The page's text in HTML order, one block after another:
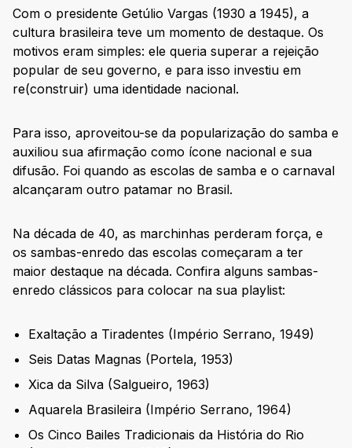
Com o presidente Getúlio Vargas (1930 a 1945), a
cultura brasileira teve um momento de destaque. Os
motivos eram simples: ele queria superar a rejeição
popular de seu governo, e para isso investiu em
re(construir) uma identidade nacional.
Para isso, aproveitou-se da popularização do samba e
auxiliou sua afirmação como ícone nacional e sua
difusão. Foi quando as escolas de samba e o carnaval
alcançaram outro patamar no Brasil.
Na década de 40, as marchinhas perderam força, e
os sambas-enredo das escolas começaram a ter
maior destaque na década. Confira alguns sambas-
enredo clássicos para colocar na sua playlist:
Exaltação a Tiradentes (Império Serrano, 1949)
Seis Datas Magnas (Portela, 1953)
Xica da Silva (Salgueiro, 1963)
Aquarela Brasileira (Império Serrano, 1964)
Os Cinco Bailes Tradicionais da História do Rio